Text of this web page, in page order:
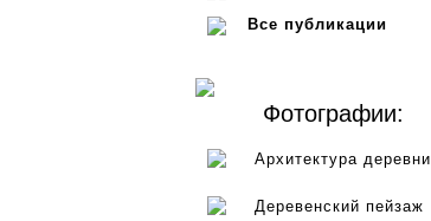
Все публикации
Фотографии:
Архитектура деревни
Деревенский пейзаж